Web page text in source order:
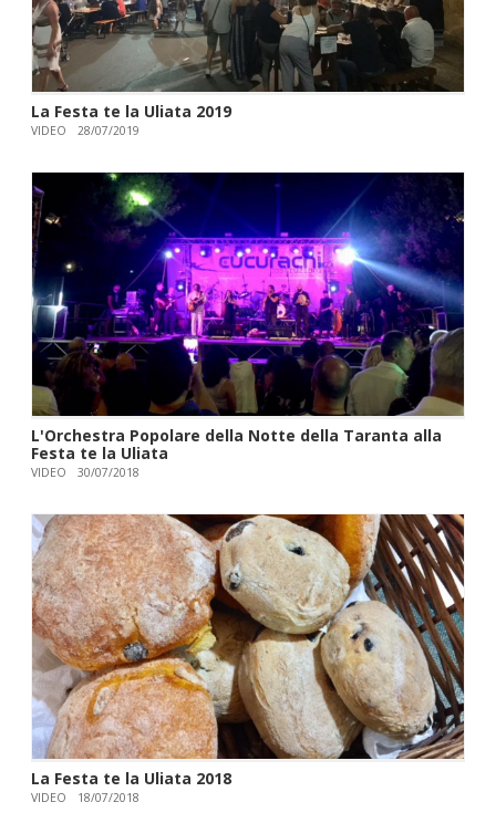
La Festa te la Uliata 2019
VIDEO 28/07/2019
L'Orchestra Popolare della Notte della Taranta alla
Festa te la Uliata
VIDEO 30/07/2018
La Festa te la Uliata 2018
VIDEO 18/07/2018